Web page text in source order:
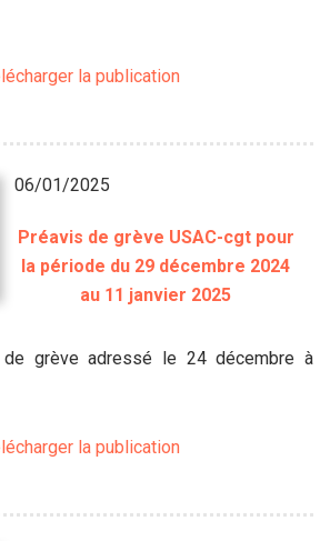
la publication
06/01/2025
Préavis de grève USAC-cgt pour
la période du 29 décembre 2024
au 11 janvier 2025
grève adressé le 24 décembre à
la publication